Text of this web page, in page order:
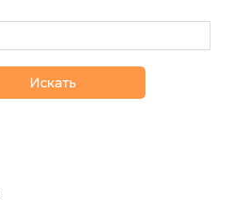
Искать